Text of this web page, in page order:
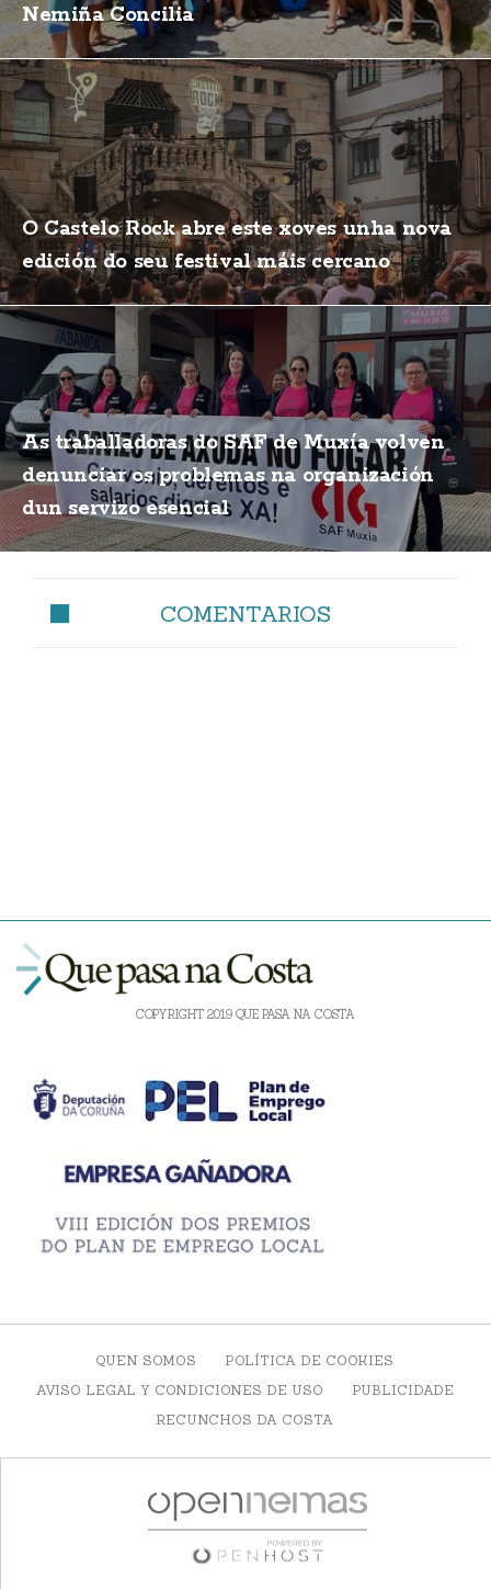
Nemiña Concilia
O Castelo Rock abre este xoves unha nova
edición do seu festival máis cercano
As traballadoras do SAF de Muxía volven
denunciar os problemas na organización
dun servizo esencial
COMENTARIOS
COPYRIGHT 2019 QUE PASA NA COSTA
QUEN SOMOS
POLÍTICA DE COOKIES
AVISO LEGAL Y CONDICIONES DE USO
PUBLICIDADE
RECUNCHOS DA COSTA